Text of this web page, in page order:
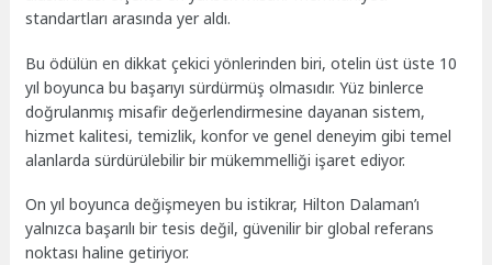
standartları arasında yer aldı.
Bu ödülün en dikkat çekici yönlerinden biri, otelin üst üste 10
yıl boyunca bu başarıyı sürdürmüş olmasıdır. Yüz binlerce
doğrulanmış misafir değerlendirmesine dayanan sistem,
hizmet kalitesi, temizlik, konfor ve genel deneyim gibi temel
alanlarda sürdürülebilir bir mükemmelliği işaret ediyor.
On yıl boyunca değişmeyen bu istikrar, Hilton Dalaman’ı
yalnızca başarılı bir tesis değil, güvenilir bir global referans
noktası haline getiriyor.